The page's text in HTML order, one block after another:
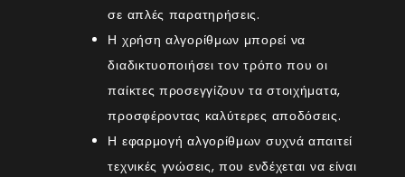
σε απλές παρατηρήσεις.
Η χρήση αλγορίθμων μπορεί να
διαδικτυοποιήσει τον τρόπο που οι
παίκτες προσεγγίζουν ταστοιχήματα,
προσφέροντας καλύτερες αποδόσεις.
Η εφαρμογή αλγορίθμων συχνά απαιτεί
τεχνικές γνώσεις, που ενδέχεται να είναι